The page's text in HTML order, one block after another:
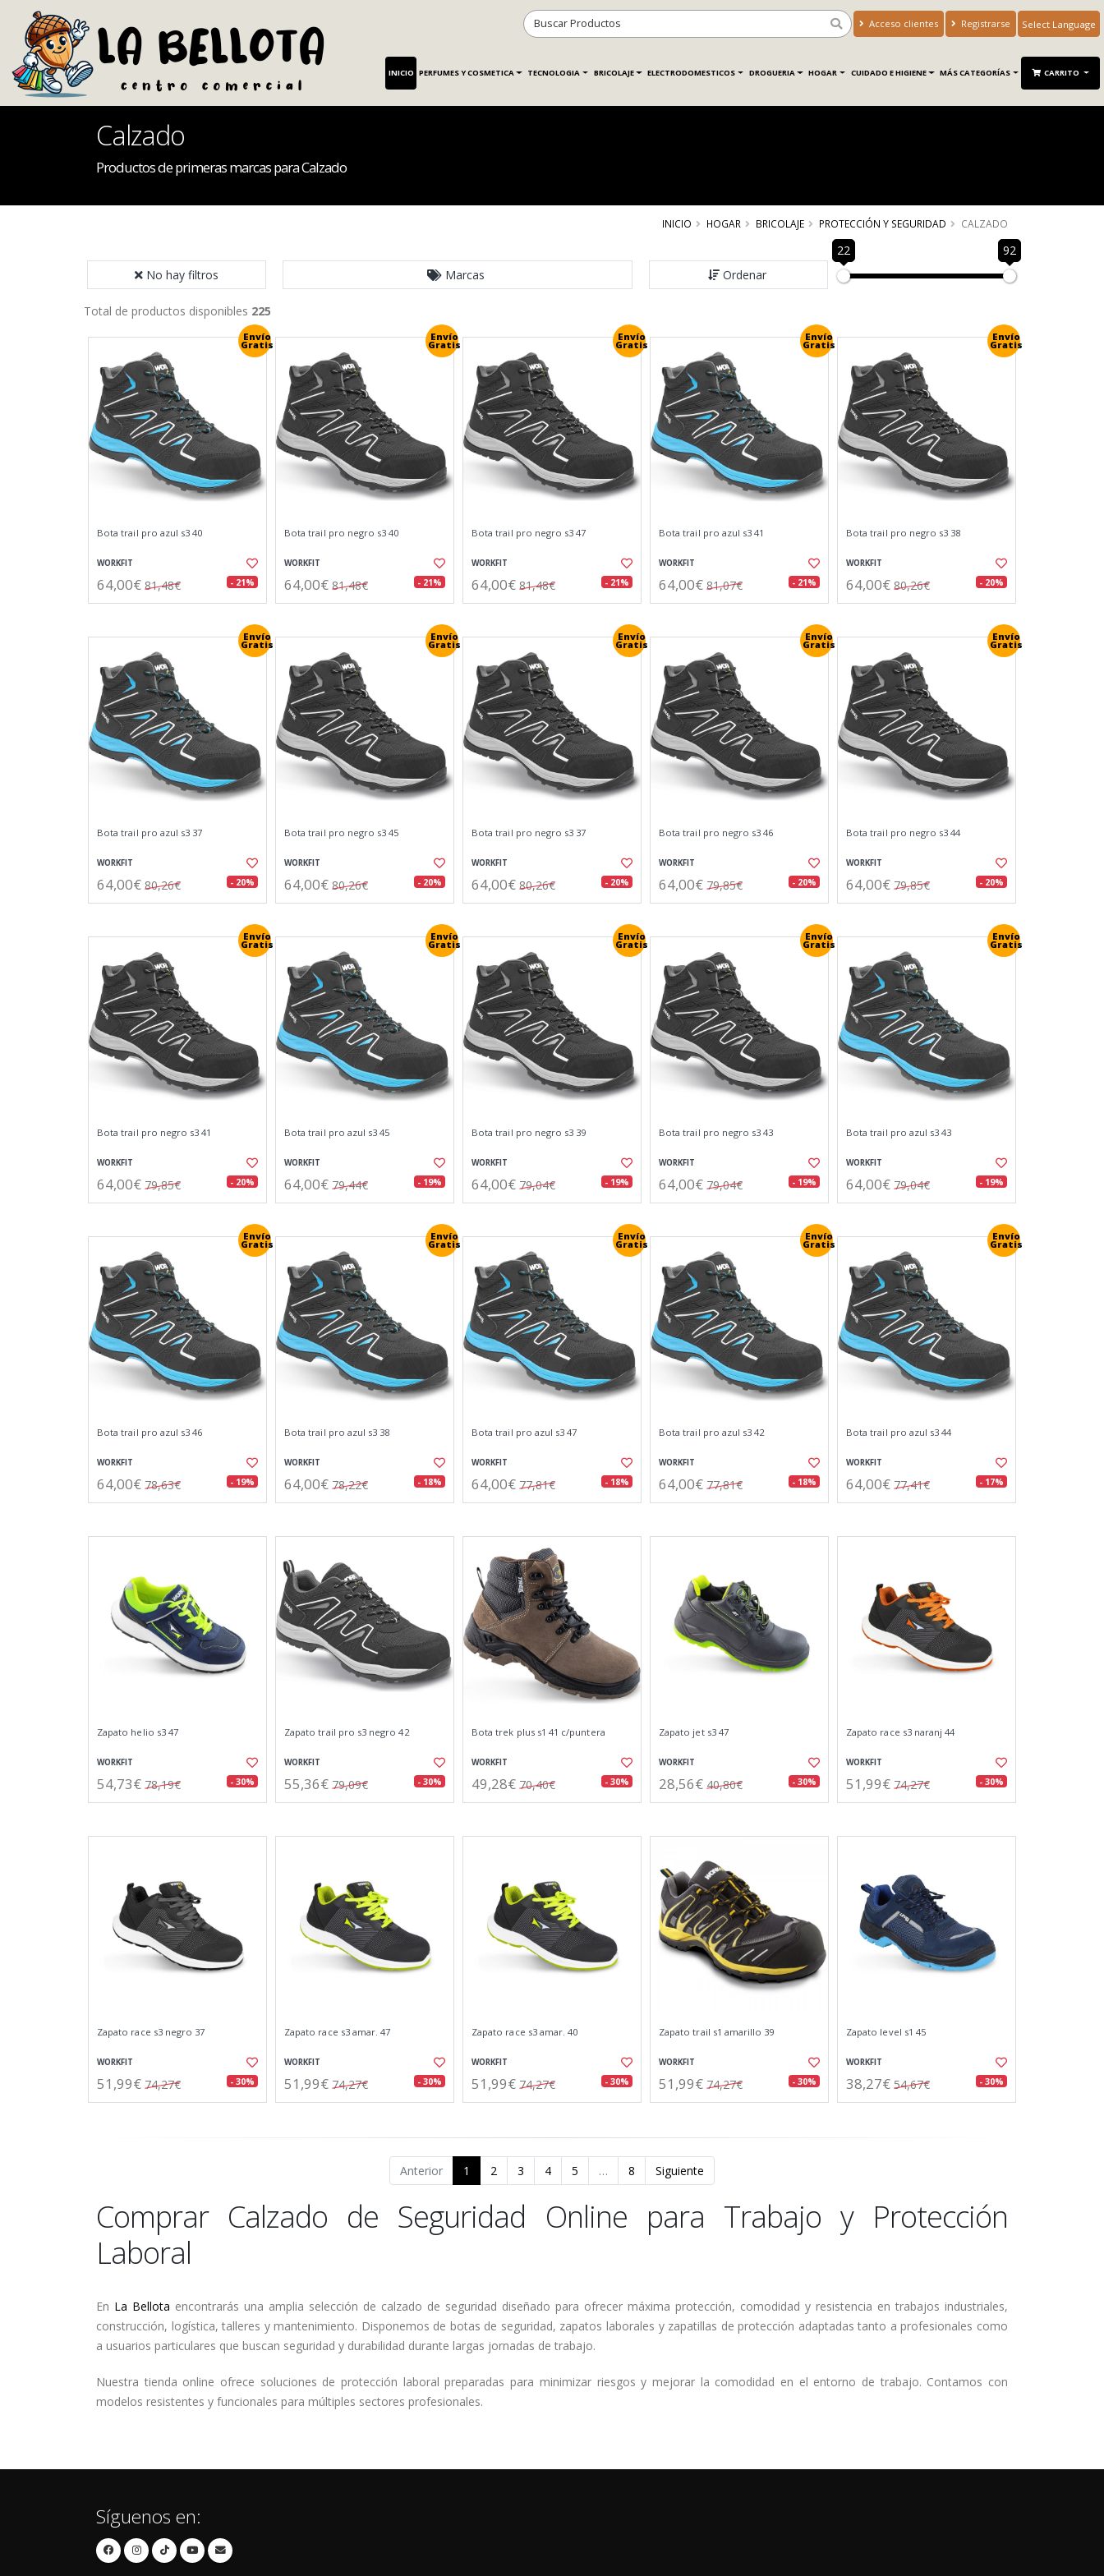
Acceso clientes Registrarse
Translate
INICIO PERFUMES Y COSMETICA TECNOLOGIA BRICOLAJE ELECTRODOMESTICOS DROGUERIA HOGAR CUIDADO E HIGIENE MÁS CATEGORÍAS CARRITO
Calzado
Productos de primeras marcas para Calzado
INICIO HOGAR BRICOLAJE PROTECCIÓN Y SEGURIDAD CALZADO
No hay filtros Marcas Ordenar
22 92
Total de productos disponibles 225
Envío
Gratis
Bota trail pro azul s3 40
WORKFIT
64,00€ 81,48€ - 21%
Envío
Gratis
Bota trail pro negro s3 40
WORKFIT
64,00€ 81,48€ - 21%
Envío
Gratis
Bota trail pro negro s3 47
WORKFIT
64,00€ 81,48€ - 21%
Envío
Gratis
Bota trail pro azul s3 41
WORKFIT
64,00€ 81,07€ - 21%
Envío
Gratis
Bota trail pro negro s3 38
WORKFIT
64,00€ 80,26€ - 20%
Envío
Gratis
Bota trail pro azul s3 37
WORKFIT
64,00€ 80,26€ - 20%
Envío
Gratis
Bota trail pro negro s3 45
WORKFIT
64,00€ 80,26€ - 20%
Envío
Gratis
Bota trail pro negro s3 37
WORKFIT
64,00€ 80,26€ - 20%
Envío
Gratis
Bota trail pro negro s3 46
WORKFIT
64,00€ 79,85€ - 20%
Envío
Gratis
Bota trail pro negro s3 44
WORKFIT
64,00€ 79,85€ - 20%
Envío
Gratis
Bota trail pro negro s3 41
WORKFIT
64,00€ 79,85€ - 20%
Envío
Gratis
Bota trail pro azul s3 45
WORKFIT
64,00€ 79,44€ - 19%
Envío
Gratis
Bota trail pro negro s3 39
WORKFIT
64,00€ 79,04€ - 19%
Envío
Gratis
Bota trail pro negro s3 43
WORKFIT
64,00€ 79,04€ - 19%
Envío
Gratis
Bota trail pro azul s3 43
WORKFIT
64,00€ 79,04€ - 19%
Envío
Gratis
Bota trail pro azul s3 46
WORKFIT
64,00€ 78,63€ - 19%
Envío
Gratis
Bota trail pro azul s3 38
WORKFIT
64,00€ 78,22€ - 18%
Envío
Gratis
Bota trail pro azul s3 47
WORKFIT
64,00€ 77,81€ - 18%
Envío
Gratis
Bota trail pro azul s3 42
WORKFIT
64,00€ 77,81€ - 18%
Envío
Gratis
Bota trail pro azul s3 44
WORKFIT
64,00€ 77,41€ - 17%
Zapato helio s3 47
WORKFIT
54,73€ 78,19€ - 30%
Zapato trail pro s3 negro 42
WORKFIT
55,36€ 79,09€ - 30%
Bota trek plus s1 41 c/puntera
WORKFIT
49,28€ 70,40€ - 30%
Zapato jet s3 47
WORKFIT
28,56€ 40,80€ - 30%
Zapato race s3 naranj 44
WORKFIT
51,99€ 74,27€ - 30%
Zapato race s3 negro 37
WORKFIT
51,99€ 74,27€ - 30%
Zapato race s3 amar. 47
WORKFIT
51,99€ 74,27€ - 30%
Zapato race s3 amar. 40
WORKFIT
51,99€ 74,27€ - 30%
Zapato trail s1 amarillo 39
WORKFIT
51,99€ 74,27€ - 30%
Zapato level s1 45
WORKFIT
38,27€ 54,67€ - 30%
Anterior 1 2 3 4 5 … 8 Siguiente
Comprar Calzado de Seguridad Online para Trabajo y Protección
Laboral
En La Bellota encontrarás una amplia selección de calzado de seguridad diseñado para ofrecer máxima protección, comodidad y resistencia en trabajos industriales,
construcción, logística, talleres y mantenimiento. Disponemos de botas de seguridad, zapatos laborales y zapatillas de protección adaptadas tanto a profesionales como
a usuarios particulares que buscan seguridad y durabilidad durante largas jornadas de trabajo.
Nuestra tienda online ofrece soluciones de protección laboral preparadas para minimizar riesgos y mejorar la comodidad en el entorno de trabajo. Contamos con
modelos resistentes y funcionales para múltiples sectores profesionales.
Síguenos en: